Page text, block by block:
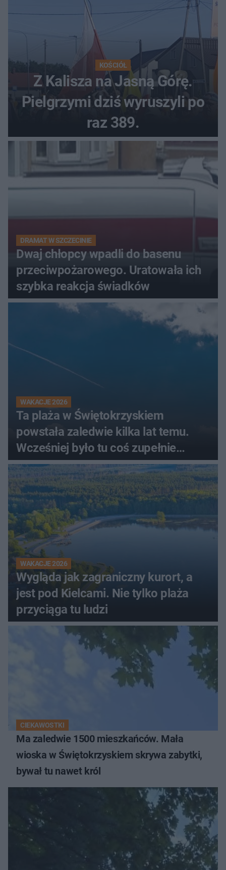
KOŚCIÓŁ
Z Kalisza na Jasną Górę.
Pielgrzymi dziś wyruszyli po
raz 389.
DRAMAT W SZCZECINIE
Dwaj chłopcy wpadli do basenu
przeciwpożarowego. Uratowała ich
szybka reakcja świadków
WAKACJE 2026
Ta plaża w Świętokrzyskiem
powstała zaledwie kilka lat temu.
Wcześniej było tu coś zupełnie
innego
WAKACJE 2026
Wygląda jak zagraniczny kurort, a
jest pod Kielcami. Nie tylko plaża
przyciąga tu ludzi
CIEKAWOSTKI
Ma zaledwie 1500 mieszkańców. Mała
wioska w Świętokrzyskiem skrywa zabytki,
bywał tu nawet król